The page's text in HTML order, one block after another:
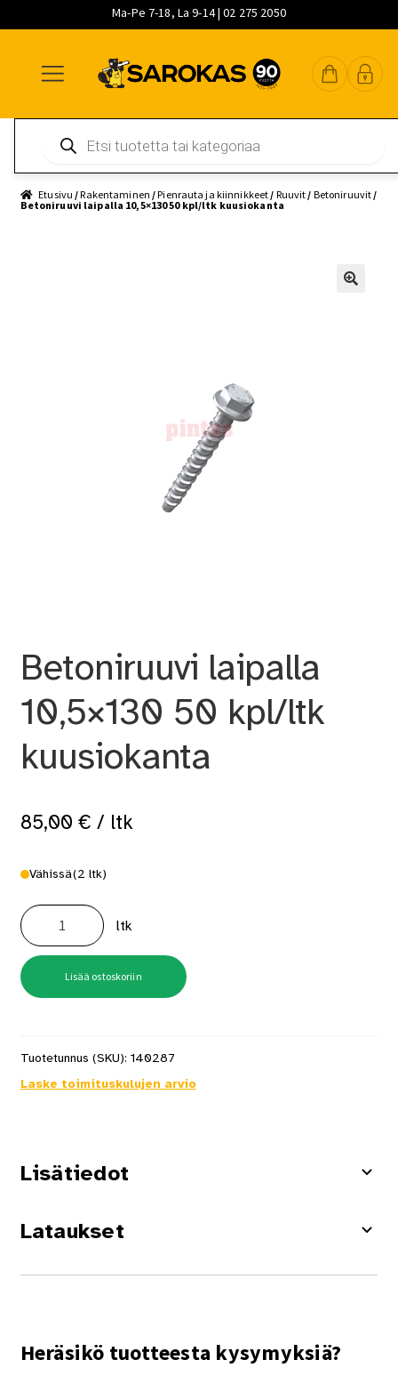
Ma-Pe 7-18, La 9-14 | 02 275 2050
navigointiin
sisältöön
pääsisältöön
search
Etusivu /Rakentaminen /Pienrauta ja kiinnikkeet / Ruuvit / Betoniruuvit /
Betoniruuvi laipalla 10,5×130 50 kpl/ltk kuusiokanta
Betoniruuvi laipalla
10,5×130 50 kpl/ltk
kuusiokanta
85,00 € / ltk
Vähissä(2 ltk)
Betoniruuvi
laipalla
10,5x130
50
kpl/ltk
kuusiokanta
määrä
ltk
Lisää ostoskoriin
Tuotetunnus (SKU): 140287
Laske toimituskulujen arvio
Lisätiedot
Lataukset
Heräsikö tuotteesta kysymyksiä?